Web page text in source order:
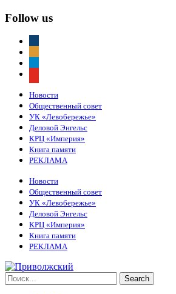
Follow us
Новости
Общественный совет
УК «Левобережье»
Деловой Энгельс
КРЦ «Империя»
Книга памяти
РЕКЛАМА
Новости
Общественный совет
УК «Левобережье»
Деловой Энгельс
КРЦ «Империя»
Книга памяти
РЕКЛАМА